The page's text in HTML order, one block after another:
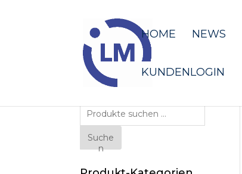
HOME NEWS
KUNDENLOGIN
Suche
nach:
Suche
n